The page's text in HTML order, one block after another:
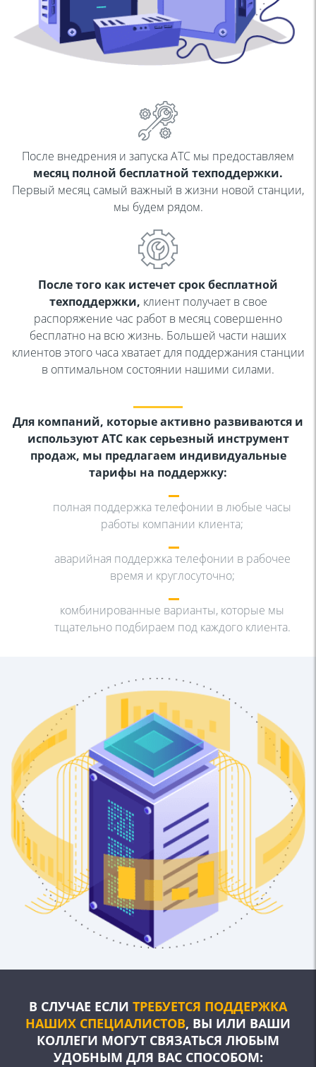
После внедрения и запуска АТС мы предоставляем
месяц полной бесплатной техподдержки.
Первый месяц самый важный в жизни новой станции,
мы будем рядом.
После того как истечет срок бесплатной
техподдержки, клиент получает в свое
распоряжение час работ в месяц совершенно
бесплатно на всю жизнь. Большей части наших
клиентов этого часа хватает для поддержания станции
в оптимальном состоянии нашими силами.
Для компаний, которые активно развиваются и
используют АТС каксерьезный инструмент
продаж, мы предлагаем индивидуальные
тарифы на поддержку:
полная поддержка телефонии в любые часы
работы компании клиента;
аварийная поддержка телефонии в рабочее
время и круглосуточно;
комбинированные варианты, которые мы
тщательноподбираем под каждого клиента.
В СЛУЧАЕ ЕСЛИ ТРЕБУЕТСЯ ПОДДЕРЖКА
НАШИХ СПЕЦИАЛИСТОВ, ВЫ ИЛИ ВАШИ
КОЛЛЕГИ МОГУТ СВЯЗАТЬСЯ ЛЮБЫМ
УДОБНЫМ ДЛЯ ВАС СПОСОБОМ: